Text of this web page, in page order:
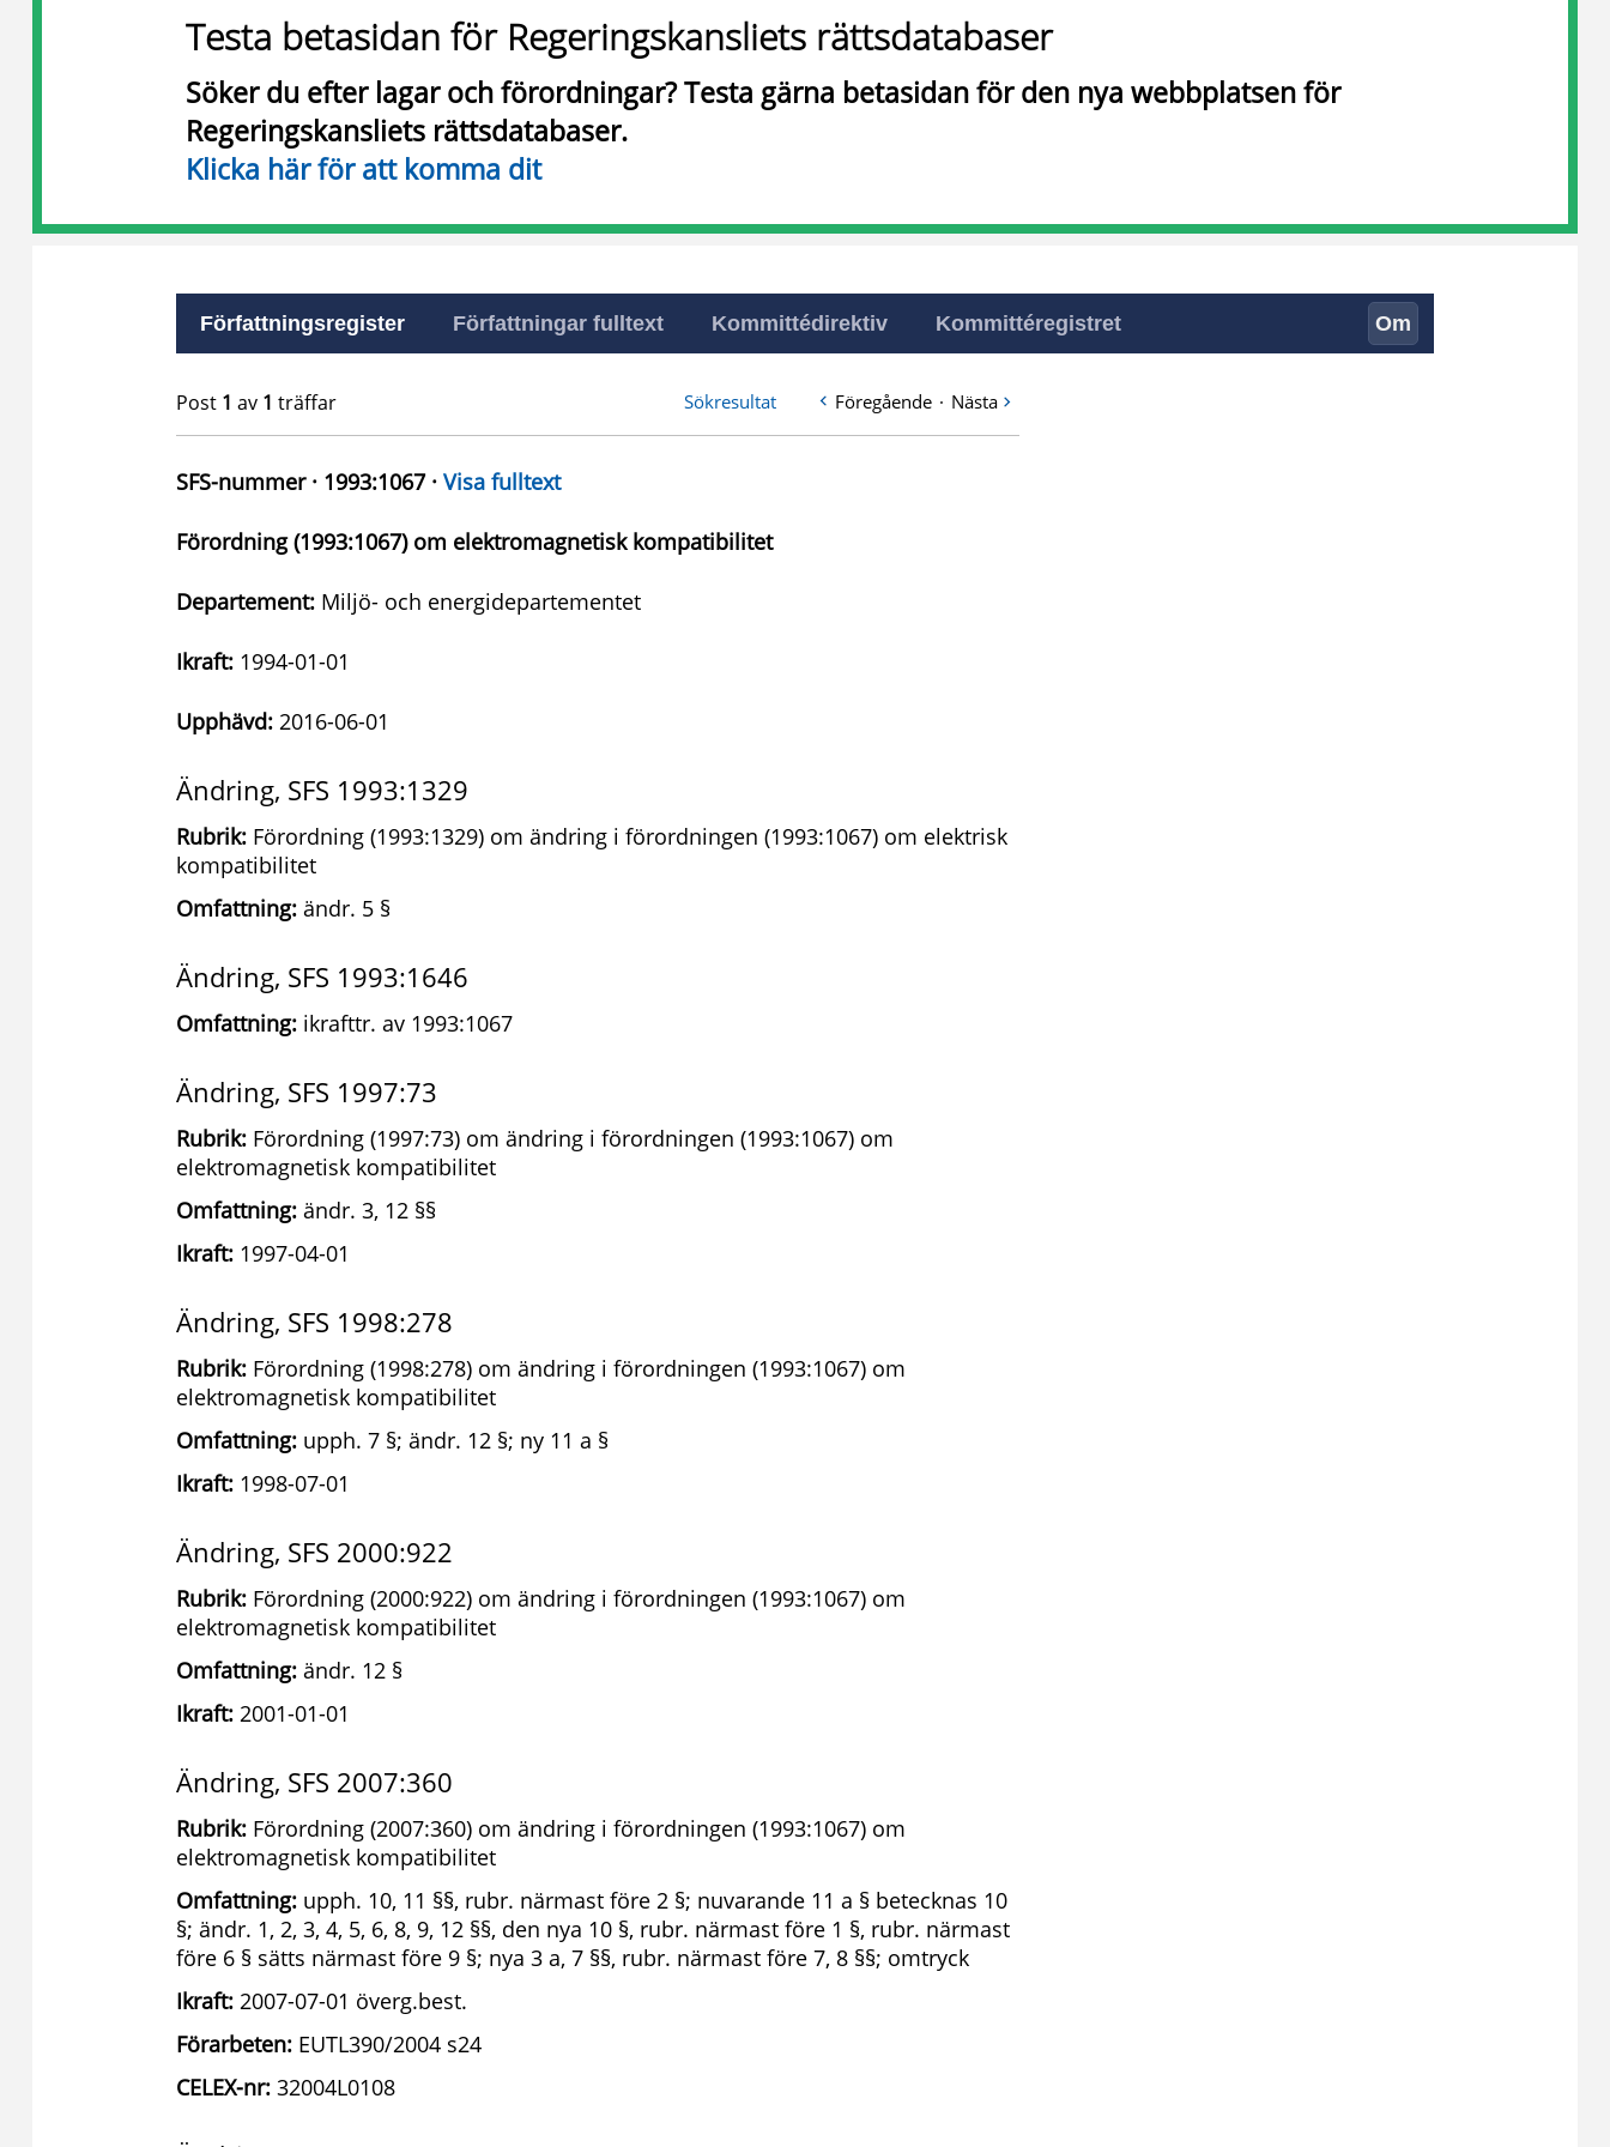
Testa betasidan för Regeringskansliets rättsdatabaser
Söker du efter lagar och förordningar? Testa gärna betasidan för den nya webbplatsen för
Regeringskansliets rättsdatabaser.
Klicka här för att komma dit
Författningsregister Författningar fulltext Kommittédirektiv Kommittéregistret Om
Post 1 av 1 träffar Sökresultat Föregående · Nästa
SFS-nummer · 1993:1067 · Visa fulltext
Förordning (1993:1067) om elektromagnetisk kompatibilitet
Departement: Miljö- och energidepartementet
Ikraft: 1994-01-01
Upphävd: 2016-06-01
Ändring, SFS 1993:1329
Rubrik: Förordning (1993:1329) om ändring i förordningen (1993:1067) om elektrisk
kompatibilitet
Omfattning: ändr. 5 §
Ändring, SFS 1993:1646
Omfattning: ikrafttr. av 1993:1067
Ändring, SFS 1997:73
Rubrik: Förordning (1997:73) om ändring i förordningen (1993:1067) om
elektromagnetisk kompatibilitet
Omfattning: ändr. 3, 12 §§
Ikraft: 1997-04-01
Ändring, SFS 1998:278
Rubrik: Förordning (1998:278) om ändring i förordningen (1993:1067) om
elektromagnetisk kompatibilitet
Omfattning: upph. 7 §; ändr. 12 §; ny 11 a §
Ikraft: 1998-07-01
Ändring, SFS 2000:922
Rubrik: Förordning (2000:922) om ändring i förordningen (1993:1067) om
elektromagnetisk kompatibilitet
Omfattning: ändr. 12 §
Ikraft: 2001-01-01
Ändring, SFS 2007:360
Rubrik: Förordning (2007:360) om ändring i förordningen (1993:1067) om
elektromagnetisk kompatibilitet
Omfattning: upph. 10, 11 §§, rubr. närmast före 2 §; nuvarande 11 a § betecknas 10
§; ändr. 1, 2, 3, 4, 5, 6, 8, 9, 12 §§, den nya 10 §, rubr. närmast före 1 §, rubr. närmast
före 6 § sätts närmast före 9 §; nya 3 a, 7 §§, rubr. närmast före 7, 8 §§; omtryck
Ikraft: 2007-07-01 överg.best.
Förarbeten: EUTL390/2004 s24
CELEX-nr: 32004L0108